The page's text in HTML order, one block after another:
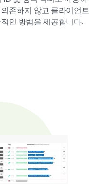
존하지 않고 클라이언트
인 방법을 제공합니다.